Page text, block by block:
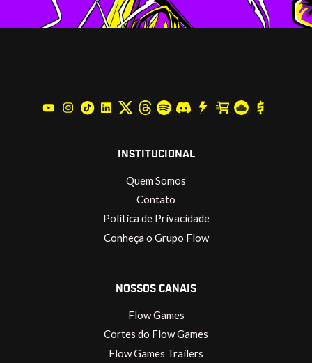
INSTITUCIONAL
Quem Somos
Contato
Política de Privacidade
Conheça o Grupo Flow
NOSSOS CANAIS
Flow Games
Cortes do Flow Games
Flow Games Trailers